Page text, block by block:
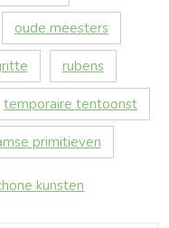
oude meesters
rubens
temporaire tentoonst
primitieven
kunsten